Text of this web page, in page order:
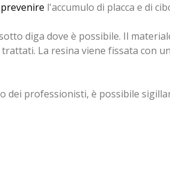
prevenire l'accumulo di placca e di
diga dove è possibile. Il
La resina viene fissata con
dei professionisti, è possibile